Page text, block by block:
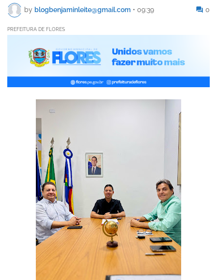
by blogbenjaminleite@gmail.com • 09:39 0
PREFEITURA DE FLORES